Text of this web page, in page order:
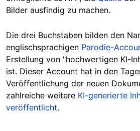
Bilder ausfindig zu machen.
Die drei Buchstaben bilden den
englischsprachigen Parodie-
Erstellung von "hochwertigen KI-
ist. Dieser Account hat in den
Veröffentlichung der neuen
zahlreiche weitere KI-generierte
veröffentlicht.